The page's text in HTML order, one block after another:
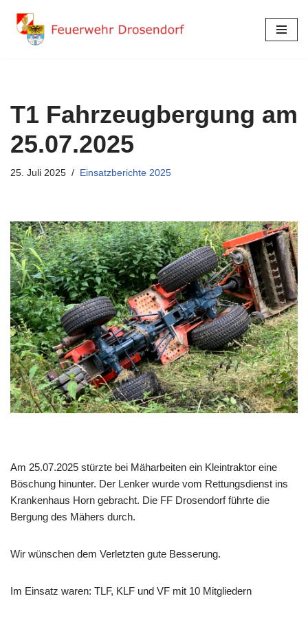
Zum
T1 Fahrzeugbergung am
25.07.2025
25. Juli 2025 Einsatzberichte 2025
Am 25.07.2025 stürzte bei Mäharbeiten ein Kleintraktor eine
Böschung hinunter. Der Lenker wurde vom Rettungsdienst ins
Krankenhaus Horn gebracht. Die FF Drosendorf führte die
Bergung des Mähers durch.
Wir wünschen dem Verletzten gute Besserung.
Im Einsatz waren: TLF, KLF und VF mit 10 Mitgliedern